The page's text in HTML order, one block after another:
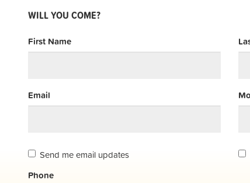
WILL YOU COME?
First Name
Email
Send me email updates
Phone